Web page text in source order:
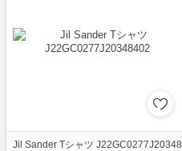
Jil Sander Tシャツ J22GC0277J20348